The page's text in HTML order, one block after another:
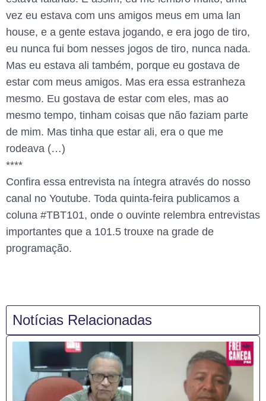
vez eu estava com uns amigos meus em uma lan
house, e a gente estava jogando, e era jogo de tiro,
eu nunca fui bom nesses jogos de tiro, nunca nada.
Mas eu estava ali também, porque eu gostava de
estar com meus amigos. Mas era essa estranheza
mesmo. Eu gostava de estar com eles, mas ao
mesmo tempo, tinham coisas que não faziam parte
de mim. Mas tinha que estar ali, era o que me
rodeava (…)
****
Confira essa entrevista na íntegra através do nosso
canal no Youtube. Toda quinta-feira publicamos a
coluna #TBT101, onde o ouvinte relembra entrevistas
importantes que a 101.5 trouxe na grade de
programação.
Notícias Relacionadas